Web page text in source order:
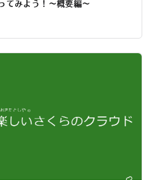
てみよう！〜概要編〜